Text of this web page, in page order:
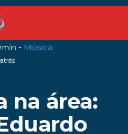
- Música
na área: